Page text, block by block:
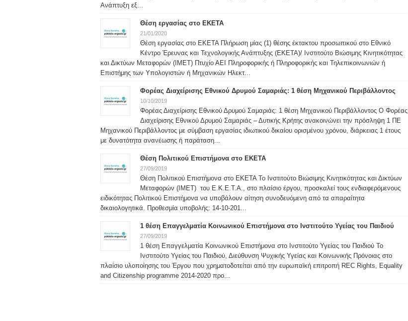
Ανάπτυξη εξ...
Θέση εργασίας στο ΕΚΕΤΑ
21/01/2020
Θέση εργασίας στο ΕΚΕΤΑ Πλήρωση μίας (1) θέσης έκτακτου προσωπικού στο Εθνικό
Κέντρο Έρευνας και Τεχνολογικής Ανάπτυξης (ΕΚΕΤΑ)/ Ινστιτούτο Βιώσιμης Κινητικότητας
και Δικτύων Μεταφορών (ΙΜΕΤ) Πτυχίο ΑΕΙ Πληροφορικής ή Πληροφορικής και Τηλεπικοινωνιών ή
Επιστήμης των Υπολογιστών ή Μηχανικών Ηλεκτ...
Φορέας Διαχείρισης Εθνικού Δρυμού Σαμαριάς: 1 θέση Mηχανικού Περιβάλλοντος
10/10/2019
Φορέας Διαχείρισης Εθνικού Δρυμού Σαμαριάς: 1 θέση Mηχανικού Περιβάλλοντος Ο Φορέας
Διαχείρισης Εθνικού Δρυμού Σαμαριάς – Δυτικής Κρήτης ανακοινώνει την πρόσληψη 1 ΠΕ
Μηχανικού Περιβάλλοντος με σύμβαση εργασίας ιδιωτικού δικαίου ορισμένου χρόνου, διάρκειας 1 έτους
με δυνατότητα ανανέωσης ή παράταση...
Θέση Πολιτικού Επιστήμονα στο ΕΚΕΤΑ
27/09/2019
Θέση Πολιτικού Επιστήμονα στο ΕΚΕΤΑ Το Ινστιτούτο Βιώσιμης Κινητικότητας και Δικτύων
Μεταφορών (ΙΜΕΤ) του Ε.Κ.Ε.Τ.Α., στο πλαίσιο έργου, προσκαλεί τους ενδιαφερόμενους
ειδικότητας Πολιτικού Επιστήμονα να υποβάλουν αίτηση συνοδευόμενη από τα απαραίτητα
δικαιολογητικά. Προθεσμία υποβολής: 14-10-201...
1 θέση Επαγγελματία Κοινωνικού Επιστήμονα στο Ινστιτούτο Υγείας του Παιδιού
27/09/2019
1 θέση Επαγγελματία Κοινωνικού Επιστήμονα στο Ινστιτούτο Υγείας του Παιδιού Το
Ινστιτούτο Υγείας του Παιδιού, Διεύθυνση Ψυχικής Υγείας και Κοινωνικής Πρόνοιας στο
πλαίσιο υλοποίησης του Έργου που χρηματοδοτείται από την ευρωπαϊκή επιτροπή REC Rights, Equality
and Citizenship programme 2014-2020 προ...